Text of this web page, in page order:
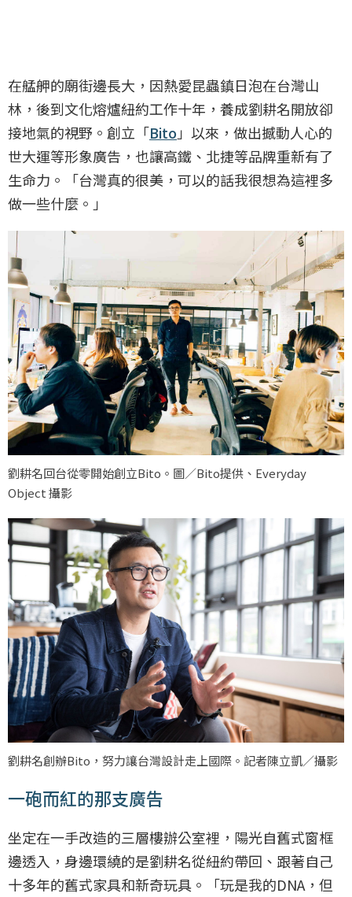
在艋舺的廟街邊長大，因熱愛昆蟲鎮日泡在台灣山
林，後到文化熔爐紐約工作十年，養成劉耕名開放卻
接地氣的視野。創立「Bito 」以來，做出撼動人心的
世大運等形象廣告，也讓高鐵、北捷等品牌重新有了
生命力。「台灣真的很美，可以的話我很想為這裡多
做一些什麼。」
劉耕名回台從零開始創立Bito。圖／Bito提供、Everyday
Object 攝影
劉耕名創辦Bito，努力讓台灣設計走上國際。記者陳立凱／攝影
一砲而紅的那支廣告
坐定在一手改造的三層樓辦公室裡，陽光自舊式窗框
邊透入，身邊環繞的是劉耕名從紐約帶回、跟著自己
十多年的舊式家具和新奇玩具。「玩是我的DNA，但